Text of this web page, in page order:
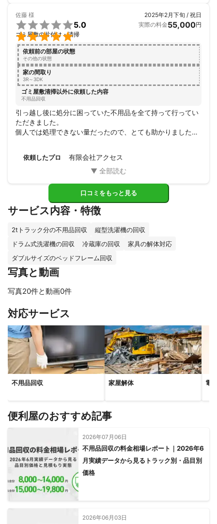
佐藤 様


5.0
ゴミ屋敷の片付け・清掃
2025年2月下旬 / 祝日
実際の料金55,000円
依頼前の部屋の状態
その他の状態
家の間取り
3R～3DK
ゴミ屋敷清掃以外に依頼した内容
不用品回収
引っ越し後に処分に困っていた不用品を全て持って行ってい
ただきました。
個人では処理できない量だったので、とても助かりました。
た。また、困った時はお願いしたいと思います。
依頼したプロ 有限会社アクセス
口コミをもっと見る
サービス内容・特徴
2tトラック分の不用品回収
縦型洗濯機の回収
ドラム式洗濯機の回収
冷蔵庫の回収
家具の解体対応
ダブルサイズのベッドフレーム回収
写真と動画
写真20件と動画0件
対応サービス
不用品回収 家屋解体 電
便利屋のおすすめ記事
2026年07月06日
不用品回収の料金相場レポート｜2026年6
月実績データから見るトラック別・品目別
価格
2026年06月03日